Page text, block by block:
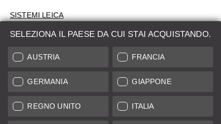
SELEZIONA IL PAESE DA CUI STAI ACQUISTANDO.
AUSTRIA FRANCIA
GERMANIA GIAPPONE
REGNO UNITO ITALIA
SISTEMI LEICA
VALUTAZIONE
CERCHI UN PRODOTTO?
ASTE
PRODOTTI NUOVI